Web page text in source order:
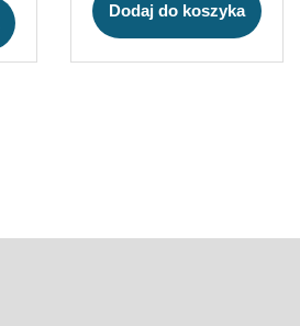
Dodaj do koszyka